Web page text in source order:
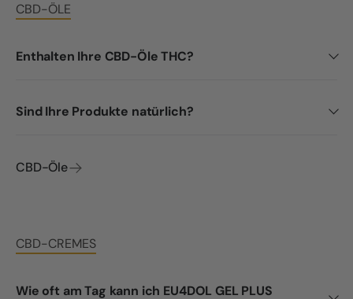
CBD-ÖLE
Enthalten Ihre CBD-Öle THC?
Sind Ihre Produkte natürlich?
CBD-Öle
CBD-CREMES
Wie oft am Tag kann ich EU4DOL GEL PLUS